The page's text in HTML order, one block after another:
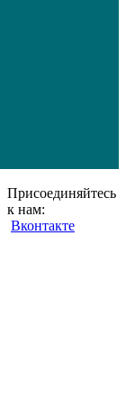
Присоединяйтесь
к нам:
Вконтакте